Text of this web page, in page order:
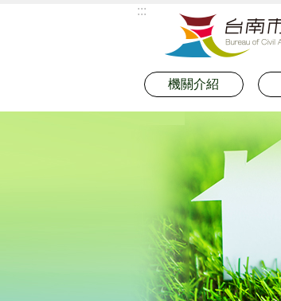
:::
機關介紹